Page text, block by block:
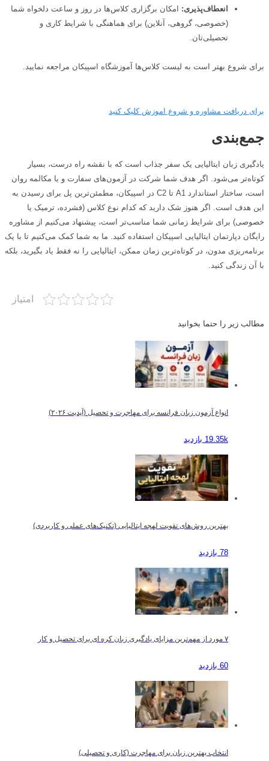
انعطاف‌پذیری: امکان برگزاری کلاس‌ها در روز و ساعت دلخواه شما
(خصوصی، گروهی، آنلاین) برای هماهنگی با شرایط کاری و
تحصیلی‌تان.
برای شروع بهتر است به لیست کلاس‌ها آموزشگاه اسپیکان مراجعه نمایید.
برای دریافت مشاوره و شروع اموزش کلیک کنید
جمع‌بندی
یادگیری زبان ایتالیایی یک سفر جذاب است که با نقشه راه درست، بسیار
کوتاه‌تر می‌شود. اگر هدف شما شرکت در آزمون‌های سفارت و یا مکالمه روان
است، ساختار استاندارد A1 تا C2 در اسپیکان، مطمئن‌ترین پل برای رسیدن به
این هدف است. اگر هنوز شک دارید که کدام نوع کلاس (فشرده، ترمیک یا
خصوصی) برای شرایط زمانی شما مناسب‌تر است، پیشنهاد می‌کنیم از مشاوره
رایگان دپارتمان ایتالیایی اسپیکان استفاده کنید. ما به شما کمک می‌کنیم تا با یک
برنامه‌ریزی مدون، در کوتاه‌ترین زمان ممکن، ایتالیایی را نه فقط یاد بگیرید، بلکه
با آن زندگی کنید.
امتیاز
مطالب زیر را حتما بخوانید
انواع آزمون زبان فرانسه برای مهاجرت و تحصیل (آپدیت ۲۰۲۶)
19.35k بازدید
بهترین روش‌های تقویت لهجه ایتالیایی (تکنیک‌های عملی و کاربردی)
78 بازدید
۷ مورد از مهم‌ترین مزایای یادگیری زبان کره ای برای تحصیل و کار
60 بازدید
انتخاب بهترین زبان برای مهاجرت (کاری و تحصیلی)